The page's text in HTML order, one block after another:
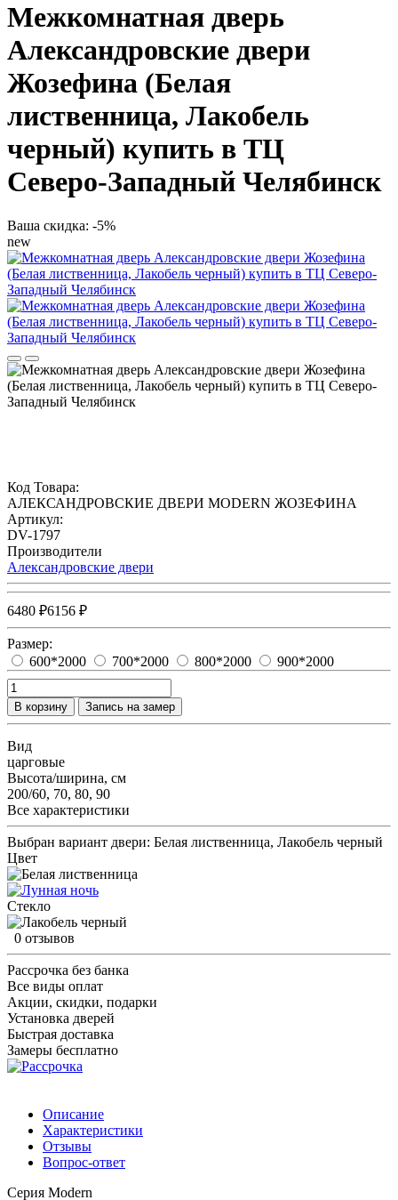
Межкомнатная дверь
Александровские двери
Жозефина (Белая
лиственница, Лакобель
черный) купить в ТЦ
Северо-Западный Челябинск
Ваша скидка: -5%
new
Код Товара:
АЛЕКСАНДРОВСКИЕ ДВЕРИ MODERN ЖОЗЕФИНА
Артикул:
DV-1797
Производители
Александровские двери
6480 ₽6156 ₽
Размер:
600*2000
700*2000 800*2000 900*2000
В корзину Запись на замер
Вид
царговые
Высота/ширина, см
200/60, 70, 80, 90
Все характеристики
Выбран вариант двери: Белая лиственница, Лакобель черный
Цвет
Стекло
0 отзывов
Рассрочка без банка
Все виды оплат
Акции, скидки, подарки
Установка дверей
Быстрая доставка
Замеры бесплатно
Описание
Характеристики
Отзывы
Вопрос-ответ
Серия Modern